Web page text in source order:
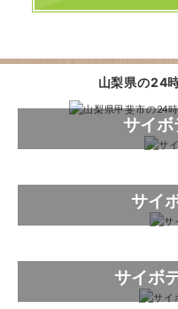
山梨県の24
サイ
サイ
サイボ